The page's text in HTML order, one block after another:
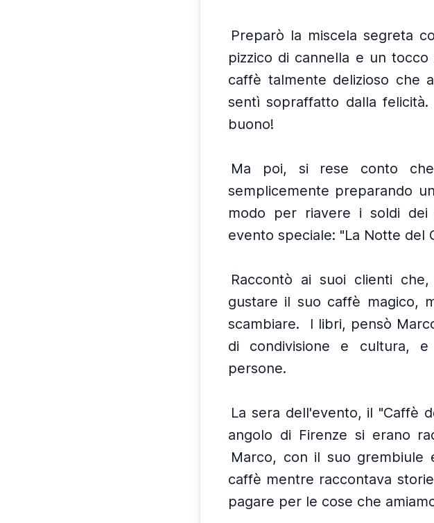
Preparò la miscela segreta
pizzico di cannella e un
caffè talmente delizioso che
sentì sopraffatto dalla felicità.
buono!
Ma poi, si rese conto
semplicemente preparando
modo per riavere i soldi dei
evento speciale: "La Notte del
Raccontò ai suoi clienti
gustare il suo caffè magico,
scambiare.
I libri, pensò
di condivisione e cultura,
persone.
La sera dell'evento, il "Caffè
angolo di Firenze si erano
Marco, con il suo grembiule
caffè mentre raccontava
pagare per le cose che